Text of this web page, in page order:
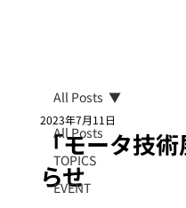
All Posts
TOPICS
EVENT
All Posts
「モータ技
らせ
2023年7月11日